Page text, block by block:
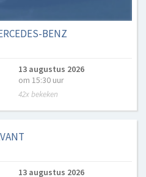
BENZ
13 augustus 2026
om 15:30 uur
42x bekeken
13 augustus 2026